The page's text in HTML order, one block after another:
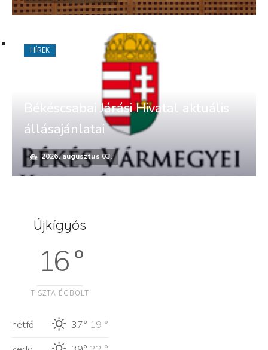
Békéscsabai Járási Hivatal aktuális
állásajánlatai
2026. augusztus 03.
HÍREK
Újkígyós
16 °
TISZTA ÉGBOLT
hétfő 37° 19 °